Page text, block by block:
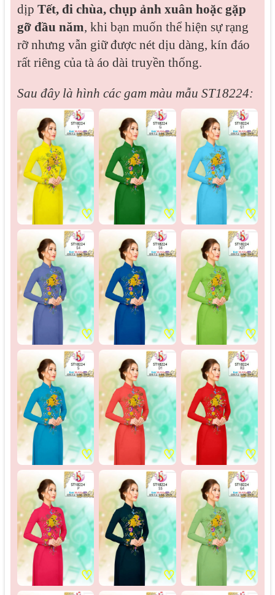
dịp Tết, đi chùa, chụp ảnh xuân hoặc gặp
gỡ đầu năm, khi bạn muốn thể hiện sự rạng
rỡ nhưng vẫn giữ được nét dịu dàng, kín đáo
rất riêng của tà áo dài truyền thống.
Sau đây là hình các gam màu mẫu ST18224:
♡ ♡ ♡
♡ ♡ ♡
♡ ♡ ♡
♡ ♡ ♡